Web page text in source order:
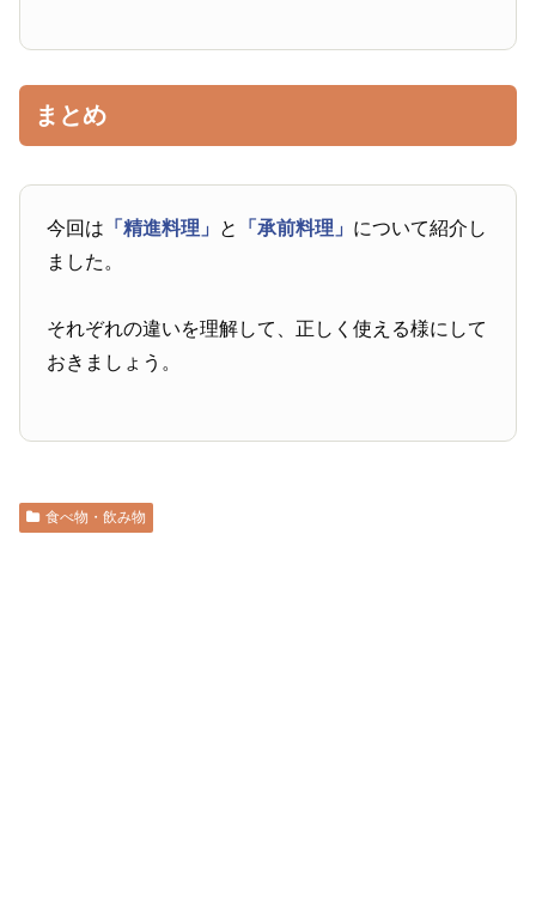
まとめ
今回は 「精進料理」 と 「承前料理」 について紹介し
ました。
それぞれの違いを理解して、正しく使える様にして
おきましょう。
食べ物・飲み物